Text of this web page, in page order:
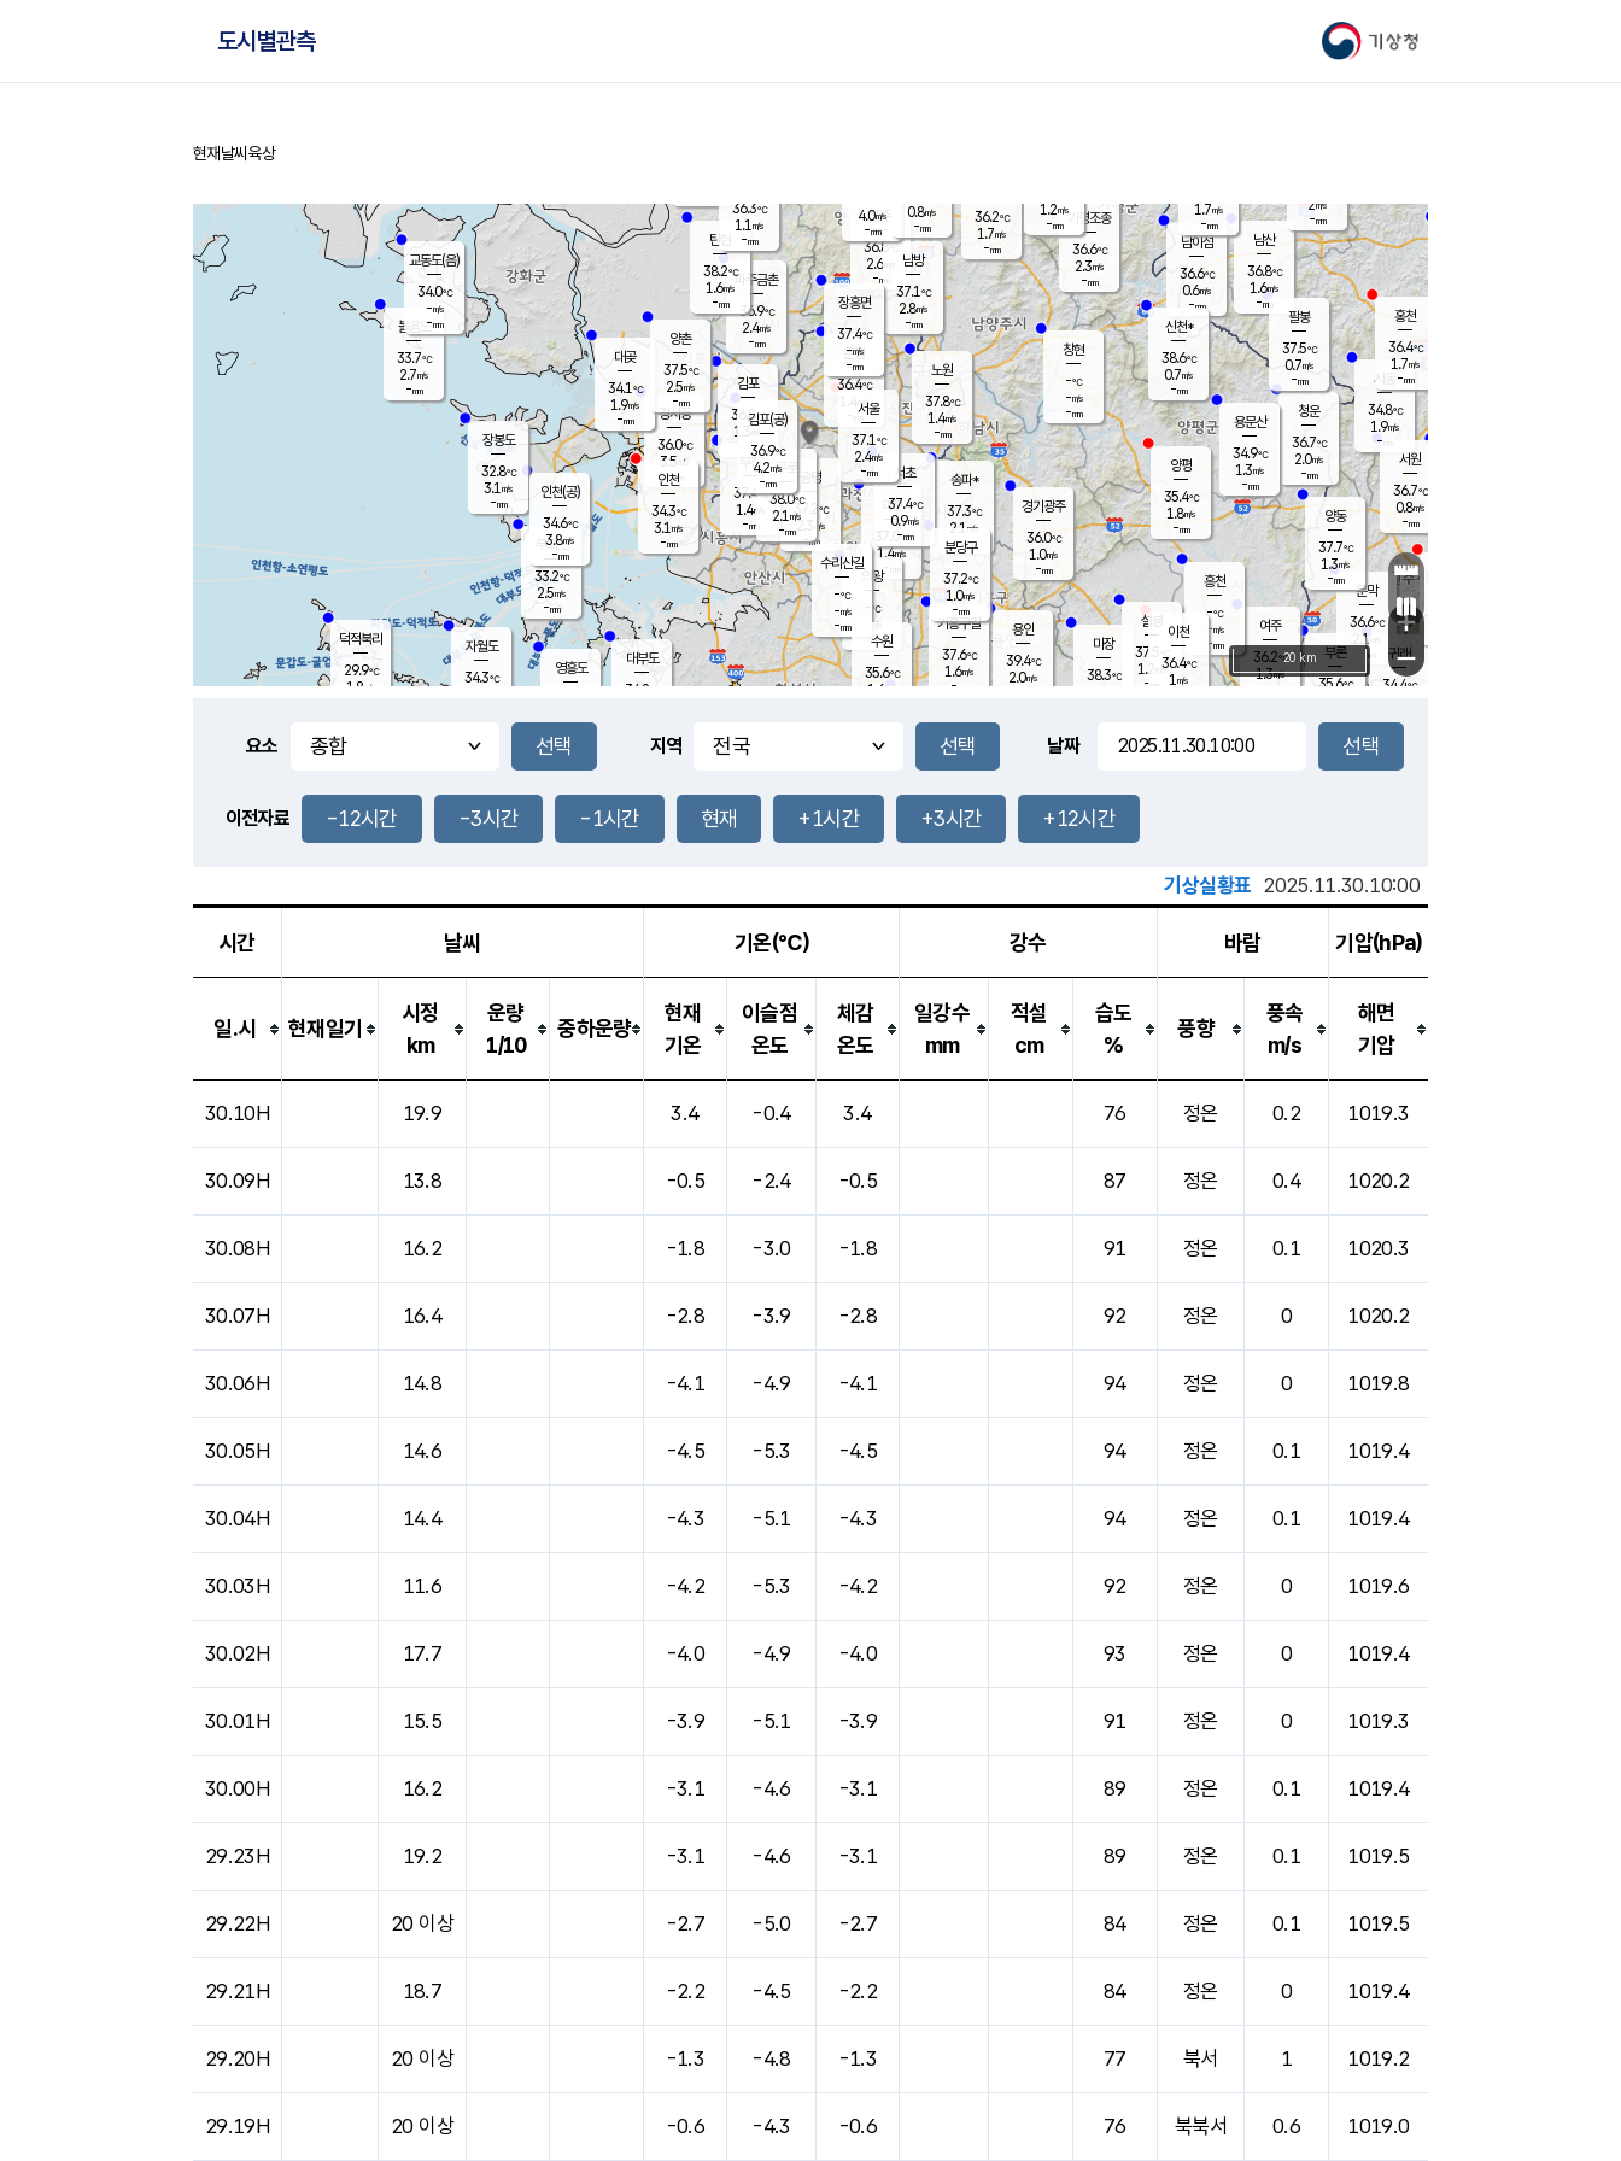
기상청
도시별관측
홈
현재날씨 육상
풍도
1.0m/s
문막
36.6℃
2.1m/s
mm
남이섬
36.6℃
0.6m/s
-mm
무의도
33.2℃
2.5m/s
-mm
영흥도
볼음도
33.7℃
2.7m/s
-mm
자월도
34.3℃
양주
36.8℃
2.6
-mm
부론
35.6℃
과천
37.0℃
1.4m/s
- mm
남산
36.8℃
1.6m/s
-mm
장봉도
32.8℃
3.1 m/s
-mm
-mm
청운
36.7℃
2.0m/s
-mm
팔봉
37.5℃
0.7m/s
-mm
-mm
용인
39.4℃
2.0m/s
여주
36.2℃
1.3m/s
양동
37.7℃
1.3m/s
-mm
경기광주
36.0℃
1.0m/s
-mm
장호원
1.7m/s
-mm
34.6
℃
대부도
34.8
-
경서동
36.0℃
3.5 m/s
-mm
파주금촌
36.9℃
2.4m/s
-mm
가평조종
36.6℃
2.3m/s
-mm
36.2℃
1.7m/s
-mm
대곶
34.1℃
1.9m/s
-mm
신천*
38.6℃
0.7m/s
-mm
창현
-℃
-m/s
-mm
탄현
38.2℃
1.6m/s
-mm
1.2m/s
-mm
36.8℃
2.1m/s
-mm
흥천
-℃
-m/s
-mm
마장
38.3℃
의왕
- ℃
m/s
mm
김포
36.8℃
1.3 m/s
mm
설봉
37.5
1.2 m/s
- mm
광명
37.2 ℃
2.3 m/s
-mm
부천
37.4℃
1.4m/s
-mm
-mm
양촌
37.5℃
2.5m/s
-mm
구로
38.0℃
2.1 m/s
-mm
은평
36.4℃
1.4 m/s
- mm
노원
37.8℃
1.4m/s
-mm
송파*
37.3℃
2.1 m/s
-mm
서초
37.4℃
0.9m/s
-mm
남방
37.1℃
2.8m/s
-mm
기흥구갈
37.6℃
1.6m/s
-
수리산길
-℃
-m/s
-mm
분당구
37.2℃
1.0m/s
-mm
장흥면
37.4℃
-m/s
-mm
4.0m/s
-mm
시동
34.8℃
1.9m/s
- mm
귀래
34.4℃
서원
36.7℃
0.8m/s
-mm
용문산
34.9℃
1.3m/s
-mm
덕적북리
29.9℃
1.8 m/s
인천(공)
34.6℃
3.8m/s
-mm
김포(공)
36.9℃
4.2m/s
-mm
교동도(음)
34.0℃
-m/s
-mm
홍천
36.4℃
1.7m/s
-mm
이천
36.4℃
1 m/s
양평
35.4℃
1.8m/s
-mm
수원
35.6℃
1.6 m/s
인천
34.3℃
3.1 m/s
-mm
서울
37.1℃
2.4m/s
-mm
2m/s
-mm
36.3℃
1.1 m/s
-mm
0.8m/s
-mm
+
−
20 km
요소 지역 날짜
이전자료 -12시간 -3시간 -1시간 현재 +1시간 +3시간 +12시간
기상실황표 2025.11.30.10:00
시간 날씨 기온(℃) 강수 바람 기압(hPa)
일.시 현재일기
시정
km
운량
1/10
중하운량
현재
기온
이슬점
온도
체감
온도
일강수
mm
적설
cm
습도
%
풍향
풍속
m/s
해면
기압
30.10H 19.9 3.4 -0.4 3.4 76 정온 0.2 1019.3
30.09H 13.8 -0.5 -2.4 -0.5 87 정온 0.4 1020.2
30.08H 16.2 -1.8 -3.0 -1.8 91 정온 0.1 1020.3
30.07H 16.4 -2.8 -3.9 -2.8 92 정온 0 1020.2
30.06H 14.8 -4.1 -4.9 -4.1 94 정온 0 1019.8
30.05H 14.6 -4.5 -5.3 -4.5 94 정온 0.1 1019.4
30.04H 14.4 -4.3 -5.1 -4.3 94 정온 0.1 1019.4
30.03H 11.6 -4.2 -5.3 -4.2 92 정온 0 1019.6
30.02H 17.7 -4.0 -4.9 -4.0 93 정온 0 1019.4
30.01H 15.5 -3.9 -5.1 -3.9 91 정온 0 1019.3
30.00H 16.2 -3.1 -4.6 -3.1 89 정온 0.1 1019.4
29.23H 19.2 -3.1 -4.6 -3.1 89 정온 0.1 1019.5
29.22H 20 이상 -2.7 -5.0 -2.7 84 정온 0.1 1019.5
29.21H 18.7 -2.2 -4.5 -2.2 84 정온 0 1019.4
29.20H 20 이상 -1.3 -4.8 -1.3 77 북서 1 1019.2
29.19H 20 이상 -0.6 -4.3 -0.6 76 북북서 0.6 1019.0